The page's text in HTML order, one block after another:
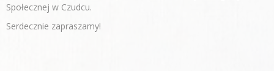
Społecznej w Czudcu.
Serdecznie zapraszamy!